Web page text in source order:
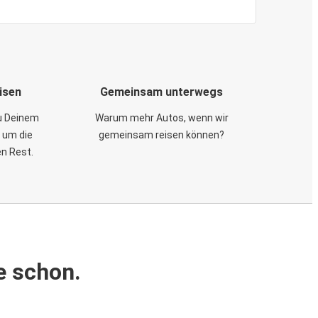
Deinem
die
Rest.
Gemeinsam unterwegs
Warum mehr Autos, wenn wir
gemeinsam reisen können?
schon.